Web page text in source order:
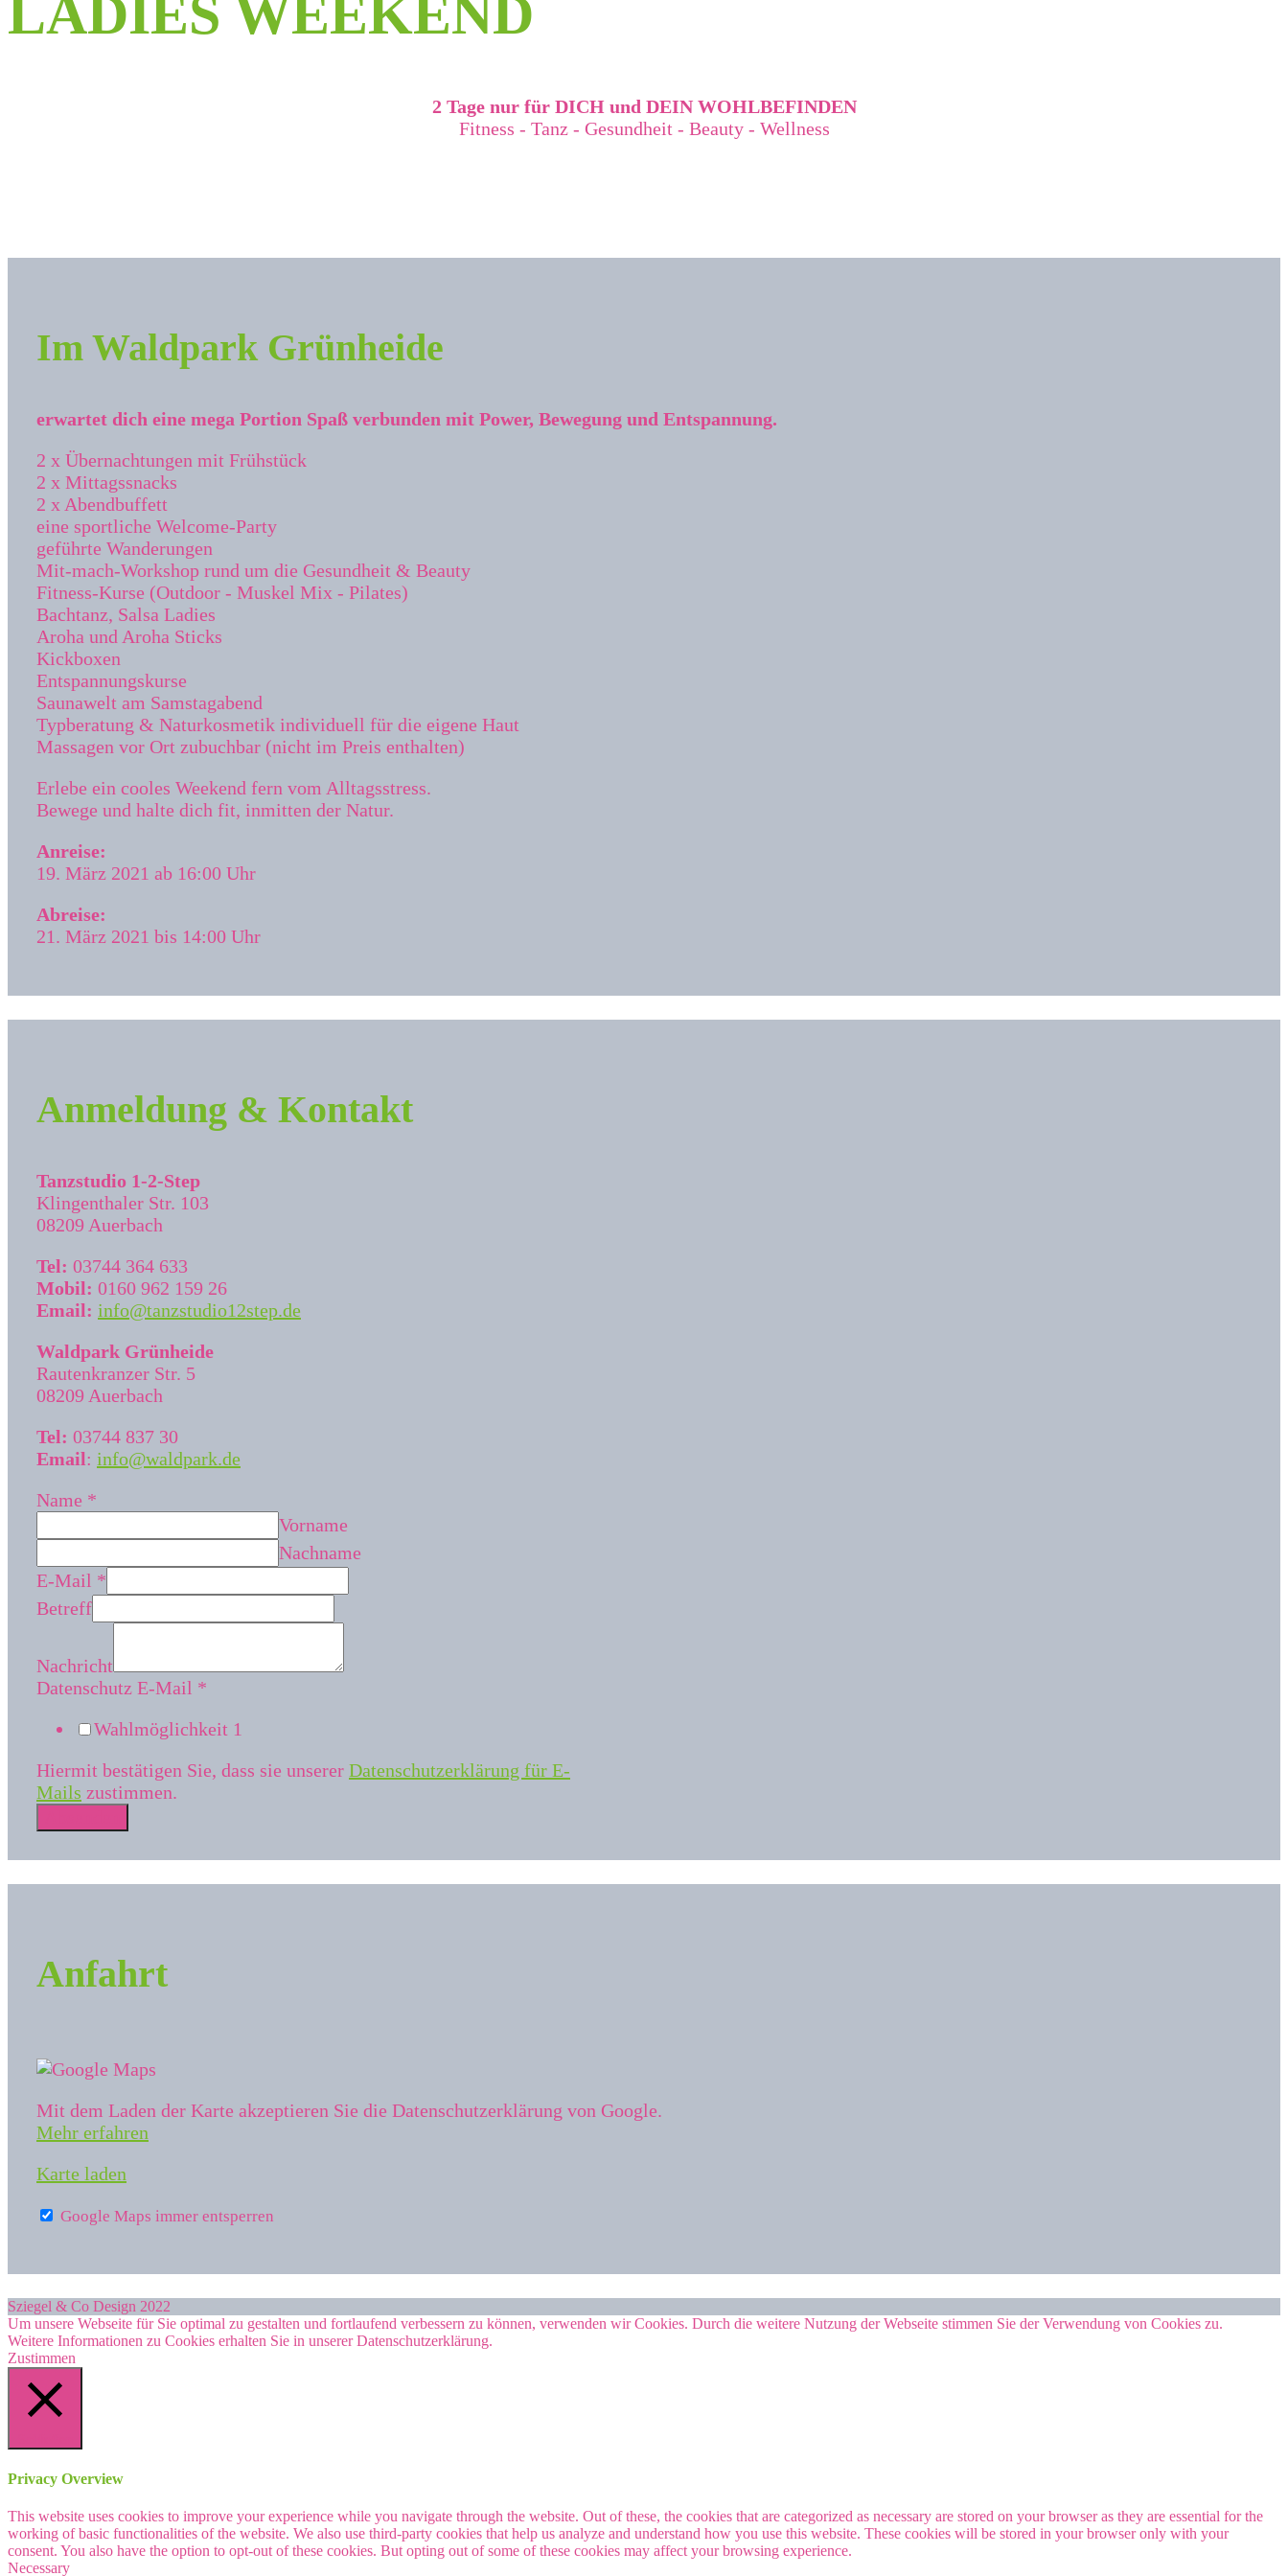
LADIES WEEKEND
2 Tage nur für DICH und DEIN WOHLBEFINDEN
Fitness - Tanz - Gesundheit - Beauty - Wellness
Im Waldpark Grünheide
erwartet dich eine mega Portion Spaß verbunden mit Power, Bewegung und Entspannung.
2 x Übernachtungen mit Frühstück
2 x Mittagssnacks
2 x Abendbuffett
eine sportliche Welcome-Party
geführte Wanderungen
Mit-mach-Workshop rund um die Gesundheit & Beauty
Fitness-Kurse (Outdoor - Muskel Mix - Pilates)
Bachtanz, Salsa Ladies
Aroha und Aroha Sticks
Kickboxen
Entspannungskurse
Saunawelt am Samstagabend
Typberatung & Naturkosmetik individuell für die eigene Haut
Massagen vor Ort zubuchbar (nicht im Preis enthalten)
Erlebe ein cooles Weekend fern vom Alltagsstress.
Bewege und halte dich fit, inmitten der Natur.
Anreise:
19. März 2021 ab 16:00 Uhr
Abreise:
21. März 2021 bis 14:00 Uhr
Anmeldung & Kontakt
Tanzstudio 1-2-Step
Klingenthaler Str. 103
08209 Auerbach
Tel: 03744 364 633
Mobil: 0160 962 159 26
Email: info@tanzstudio12step.de
Waldpark Grünheide
Rautenkranzer Str. 5
08209 Auerbach
Tel: 03744 837 30
Email: info@waldpark.de
Name *
Vorname
Nachname
E-Mail *
Betreff
Nachricht
Datenschutz E-Mail *
Wahlmöglichkeit 1
Hiermit bestätigen Sie, dass sie unserer Datenschutzerklärung für E-
Mails zustimmen.
Anfahrt
Mit dem Laden der Karte akzeptieren Sie die Datenschutzerklärung von Google.
Mehr erfahren
Karte laden
Google Maps immer entsperren
Sziegel & Co Design 2022
Um unsere Webseite für Sie optimal zu gestalten und fortlaufend verbessern zu können, verwenden wir Cookies. Durch die weitere Nutzung der Webseite stimmen Sie der Verwendung von Cookies zu.
Weitere Informationen zu Cookies erhalten Sie in unserer Datenschutzerklärung.
Zustimmen
Privacy Overview
This website uses cookies to improve your experience while you navigate through the website. Out of these, the cookies that are categorized as necessary are stored on your browser as they are essential for the
working of basic functionalities of the website. We also use third-party cookies that help us analyze and understand how you use this website. These cookies will be stored in your browser only with your
consent. You also have the option to opt-out of these cookies. But opting out of some of these cookies may affect your browsing experience.
Necessary